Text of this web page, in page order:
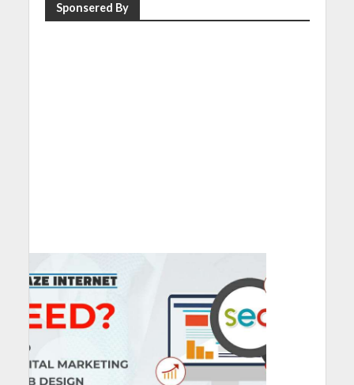
Sponsered By